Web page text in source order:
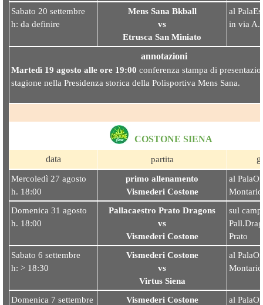
Sabato 20 settembre
h: da definire
Mens Sana Bkball
vs
Etrusca San Miniato
al
in via A.
annotazioni
Martedì 19 agosto alle ore 19:00 conferenza stampa di
stagione nella Presidenza storica della Polisportiva Mens Sana.
COSTONE SIENA
data
partita
Mercoledì 27 agosto
h. 18:00
primo allenamento
Vismederi Costone
al
Domenica 31 agosto
h. 18:00
Pallacaestro Prato Dragons
vs
Vismederi Costone
sul
Prato
Sabato 6 settembre
h: > 18:30
Vismederi Costone
vs
Virtus Siena
al
Domenica 7 settembre
Vismederi Costone
al